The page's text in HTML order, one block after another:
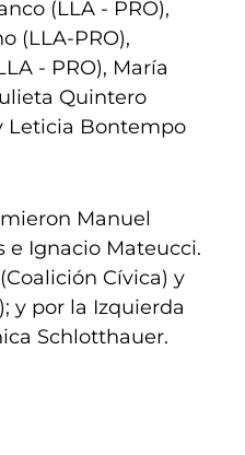
(LLA - PRO),
(LLA-PRO),
- PRO), María
Quintero
Leticia Bontempo
Manuel
e Ignacio Mateucci.
Cívica) y
y por la Izquierda
Schlotthauer.